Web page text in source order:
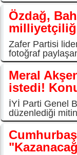
Özdağ,
Zafer Partisi
fotoğraf
Meral
istedi!
İYİ Parti Genel
düzenlediği